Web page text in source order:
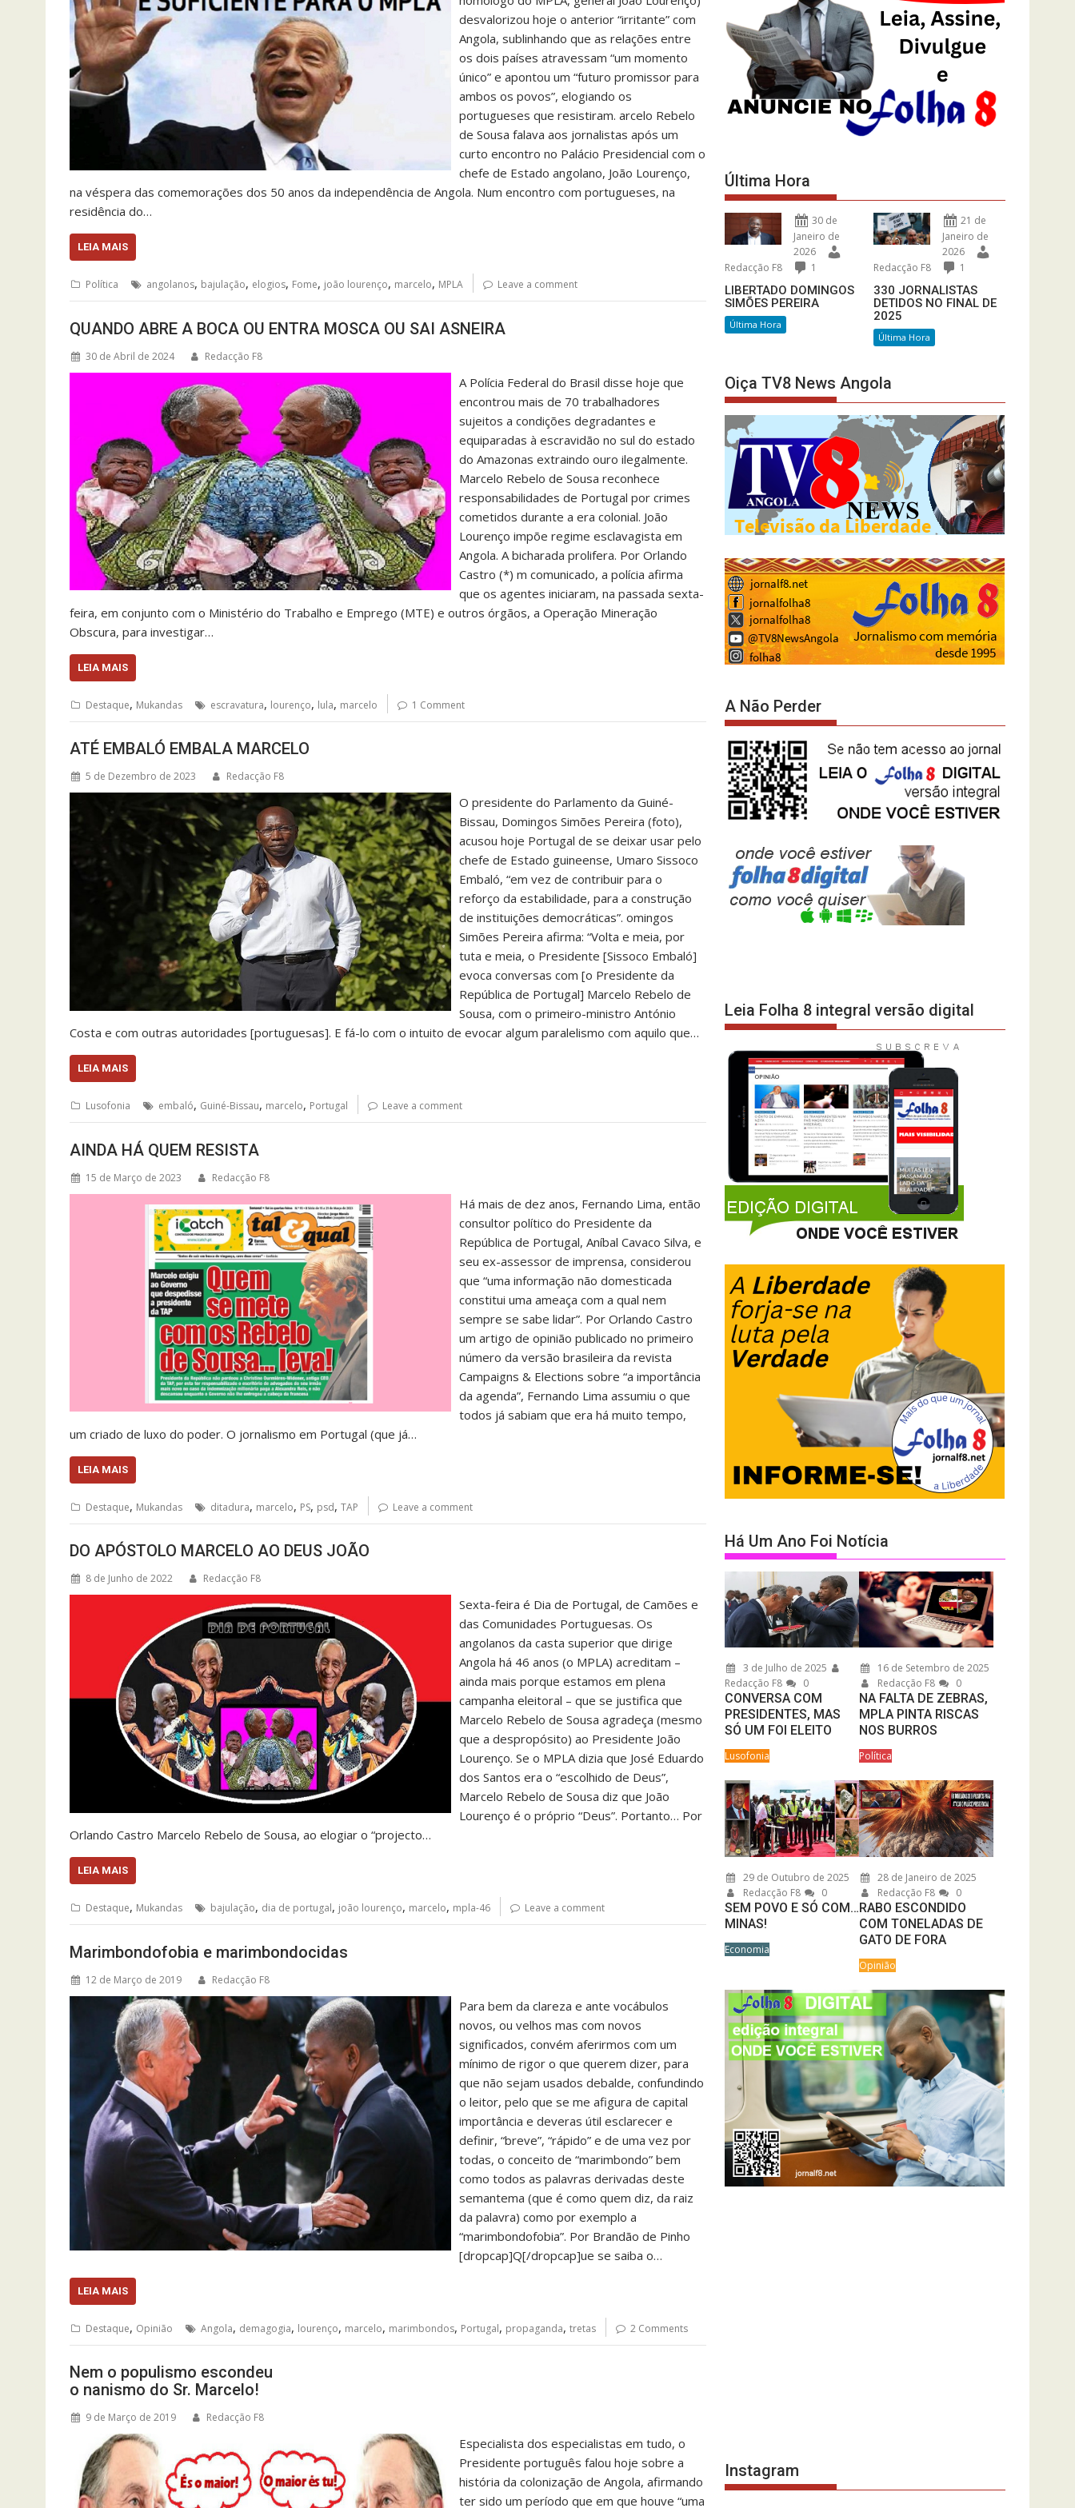
desvalorizou hoje o anterior “irritante” com
Angola, sublinhando que as relações entre
os dois países atravessam “um momento
único” e apontou um “futuro promissor para
ambos os povos”, elogiando os
portugueses que resistiram. arcelo Rebelo
de Sousa falava aos jornalistas após um
curto encontro no Palácio Presidencial com o
chefe de Estado angolano, João Lourenço,
na véspera das comemorações dos 50 anos da independência de Angola. Num encontro com portugueses, na
residência do…
LEIA MAIS
Política angolanos, bajulação, elogios, Fome, joão lourenço, marcelo, MPLA Leave a comment
QUANDO ABRE A BOCA OU ENTRA MOSCA OU SAI ASNEIRA
30 de Abril de 2024 Redacção F8
A Polícia Federal do Brasil disse hoje que
encontrou mais de 70 trabalhadores
sujeitos a condições degradantes e
equiparadas à escravidão no sul do estado
do Amazonas extraindo ouro ilegalmente.
Marcelo Rebelo de Sousa reconhece
responsabilidades de Portugal por crimes
cometidos durante a era colonial. João
Lourenço impõe regime esclavagista em
Angola. A bicharada prolifera. Por Orlando
Castro (*) m comunicado, a polícia afirma
que os agentes iniciaram, na passada sexta-
feira, em conjunto com o Ministério do Trabalho e Emprego (MTE) e outros órgãos, a Operação Mineração
Obscura, para investigar…
LEIA MAIS
Destaque, Mukandas escravatura, lourenço, lula, marcelo 1 Comment
ATÉ EMBALÓ EMBALA MARCELO
5 de Dezembro de 2023 Redacção F8
O presidente do Parlamento da Guiné-
Bissau, Domingos Simões Pereira (foto),
acusou hoje Portugal de se deixar usar pelo
chefe de Estado guineense, Umaro Sissoco
Embaló, “em vez de contribuir para o
reforço da estabilidade, para a construção
de instituições democráticas”. omingos
Simões Pereira afirma: “Volta e meia, por
tuta e meia, o Presidente [Sissoco Embaló]
evoca conversas com [o Presidente da
República de Portugal] Marcelo Rebelo de
Sousa, com o primeiro-ministro António
Costa e com outras autoridades [portuguesas]. E fá-lo com o intuito de evocar algum paralelismo com aquilo que…
LEIA MAIS
Lusofonia embaló, Guiné-Bissau, marcelo, Portugal Leave a comment
AINDA HÁ QUEM RESISTA
15 de Março de 2023 Redacção F8
Há mais de dez anos, Fernando Lima, então
consultor político do Presidente da
República de Portugal, Aníbal Cavaco Silva, e
seu ex-assessor de imprensa, considerou
que “uma informação não domesticada
constitui uma ameaça com a qual nem
sempre se sabe lidar”. Por Orlando Castro
um artigo de opinião publicado no primeiro
número da versão brasileira da revista
Campaigns & Elections sobre “a importância
da agenda”, Fernando Lima assumiu o que
todos já sabiam que era há muito tempo,
um criado de luxo do poder. O jornalismo em Portugal (que já…
LEIA MAIS
Destaque, Mukandas ditadura, marcelo, PS, psd, TAP Leave a comment
DO APÓSTOLO MARCELO AO DEUS JOÃO
8 de Junho de 2022 Redacção F8
Sexta-feira é Dia de Portugal, de Camões e
das Comunidades Portuguesas. Os
angolanos da casta superior que dirige
Angola há 46 anos (o MPLA) acreditam –
ainda mais porque estamos em plena
campanha eleitoral – que se justifica que
Marcelo Rebelo de Sousa agradeça (mesmo
que a despropósito) ao Presidente João
Lourenço. Se o MPLA dizia que José Eduardo
dos Santos era o “escolhido de Deus”,
Marcelo Rebelo de Sousa diz que João
Lourenço é o próprio “Deus”. Portanto… Por
Orlando Castro Marcelo Rebelo de Sousa, ao elogiar o “projecto…
LEIA MAIS
Destaque, Mukandas bajulação, dia de portugal, joão lourenço, marcelo, mpla-46 Leave a comment
Marimbondofobia e marimbondocidas
12 de Março de 2019 Redacção F8
Para bem da clareza e ante vocábulos
novos, ou velhos mas com novos
significados, convém aferirmos com um
mínimo de rigor o que querem dizer, para
que não sejam usados debalde, confundindo
o leitor, pelo que se me afigura de capital
importância e deveras útil esclarecer e
definir, “breve”, “rápido” e de uma vez por
todas, o conceito de “marimbondo” bem
como todos as palavras derivadas deste
semantema (que é como quem diz, da raiz
da palavra) como por exemplo a
“marimbondofobia”. Por Brandão de Pinho
[dropcap]Q[/dropcap]ue se saiba o…
LEIA MAIS
Destaque, Opinião Angola, demagogia, lourenço, marcelo, marimbondos, Portugal, propaganda, tretas 2 Comments
Nem o populismo escondeu
o nanismo do Sr. Marcelo!
9 de Março de 2019 Redacção F8
Especialista dos especialistas em tudo, o
Presidente português falou hoje sobre a
história da colonização de Angola, afirmando
ter sido um período que em que houve “uma
Última Hora
30 de
Janeiro de
2026
Redacção F8
1
LIBERTADO DOMINGOS
SIMÕES PEREIRA
Última Hora
21 de
Janeiro de
2026
Redacção F8
1
330 JORNALISTAS
DETIDOS NO FINAL DE
2025
Última Hora
Oiça TV8 News Angola
A Não Perder
Leia Folha 8 integral versão digital
Há Um Ano Foi Notícia
3 de Julho de 2025
Redacção F8
0
CONVERSA COM
PRESIDENTES, MAS
SÓ UM FOI ELEITO
Lusofonia
16 de Setembro de 2025
Redacção F8
0
NA FALTA DE ZEBRAS,
MPLA PINTA RISCAS
NOS BURROS
Política
29 de Outubro de 2025
Redacção F8
0
SEM POVO E SÓ COM…
MINAS!
Economia
28 de Janeiro de 2025
Redacção F8
0
RABO ESCONDIDO
COM TONELADAS DE
GATO DE FORA
Opinião
Instagram